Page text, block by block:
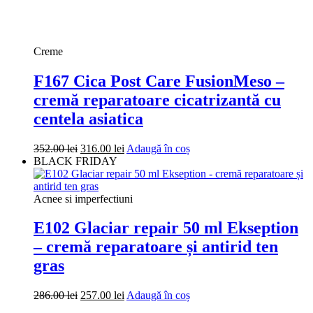
Creme
F167 Cica Post Care FusionMeso –
cremă reparatoare cicatrizantă cu
centela asiatica
352.00lei Prețul
inițial
a
fost:
352.00 lei.
316.00 lei Prețul
este:
Adaugă în coș
BLACK FRIDAY
Acnee si imperfectiuni
E102 Glaciar repair 50 ml Ekseption
– cremă reparatoare și antirid ten
gras
286.00lei Prețul
257.00 lei Prețul
Adaugă în coș